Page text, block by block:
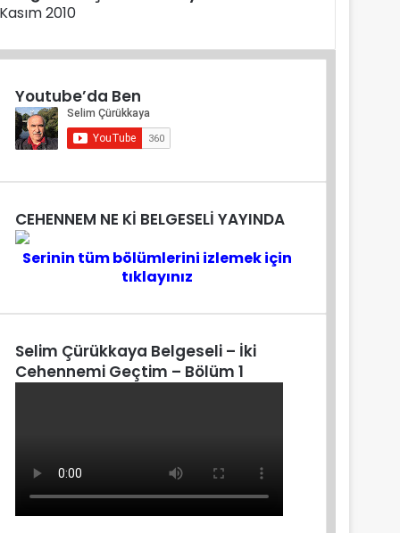
2010
Youtube’da Ben
CEHENNEM NE Kİ BELGESELİ YAYINDA
Serinin tüm bölümlerini izlemek için
tıklayınız
Selim Çürükkaya Belgeseli – İki
Cehennemi Geçtim – Bölüm 1